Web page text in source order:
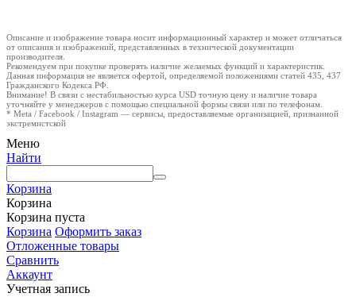
Описание и изображение товара носит информационный характер и может отличаться
от описания и изображений, представленных в технической документации
производителя.
Рекомендуем при покупке проверять наличие желаемых функций и характеристик.
Данная информация не является офертой, определяемой положениями статей 435, 437
Гражданского Кодекса РФ.
Внимание! В связи с нестабильностью курса USD точную цену и наличие товара
уточняйте у менеджеров с помощью специальной формы связи или по телефонам.
* Meta / Facebook / Instagram — сервисы, предоставляемые организацией, признанной
экстремистской
Меню
Найти
Корзина
Корзина
Корзина пуста
Корзина Оформить заказ
Отложенные товары
Сравнить
Аккаунт
Учетная запись